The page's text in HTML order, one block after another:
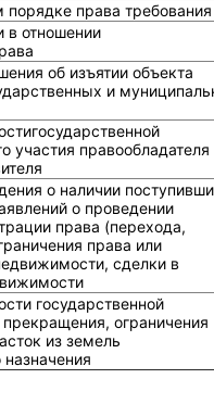
права требования
в отношении
об изъятии объекта
и
участия правообладателя
о наличии
о проведении
права (перехода,
права или
сделки в
государственной
ограничения
из земель
назначения